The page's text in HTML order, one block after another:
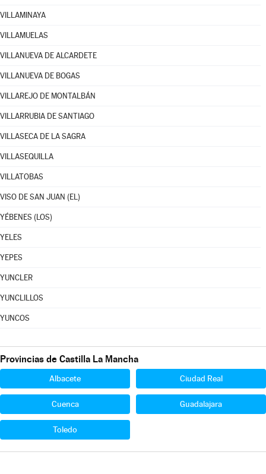
VILLAMINAYA
VILLAMUELAS
VILLANUEVA DE ALCARDETE
VILLANUEVA DE BOGAS
VILLAREJO DE MONTALBÁN
VILLARRUBIA DE SANTIAGO
VILLASECA DE LA SAGRA
VILLASEQUILLA
VILLATOBAS
VISO DE SAN JUAN (EL)
YÉBENES (LOS)
YELES
YEPES
YUNCLER
YUNCLILLOS
YUNCOS
Provincias de Castilla La Mancha
Albacete Ciudad Real
Cuenca Guadalajara
Toledo